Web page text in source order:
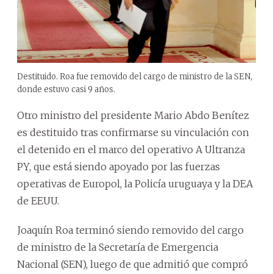
Destituido. Roa fue removido del cargo de ministro de la SEN,
donde estuvo casi 9 años.
Otro ministro del presidente Mario Abdo Benítez
es destituido tras confirmarse su vinculación con
el detenido en el marco del operativo A Ultranza
PY, que está siendo apoyado por las fuerzas
operativas de Europol, la Policía uruguaya y la DEA
de EEUU.
Joaquín Roa terminó siendo removido del cargo
de ministro de la Secretaría de Emergencia
Nacional (SEN), luego de que admitió que compró